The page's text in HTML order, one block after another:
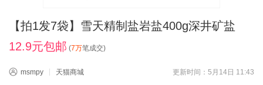
【拍1发7袋】雪天精制盐岩盐400g深井矿盐
12.9元包邮 (7万笔成交)
msmpy 天猫商城 更新时间：5月14日 11:43